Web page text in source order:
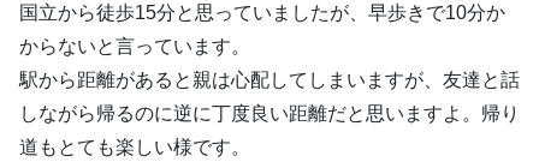
国立から徒歩15分と思っていましたが、早歩きで10分か
からないと言っています。
駅から距離があると親は心配してしまいますが、友達と話
しながら帰るのに逆に丁度良い距離だと思いますよ。帰り
道もとても楽しい様です。